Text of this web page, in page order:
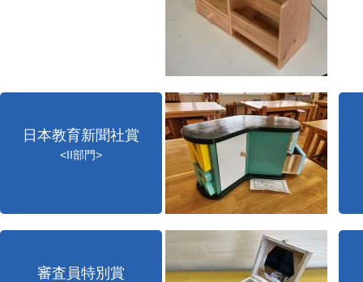
日本教育新聞社賞
<II部門>
審査員特別賞